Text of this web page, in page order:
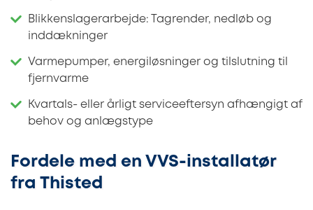
Blikkenslagerarbejde: Tagrender, nedløb og
inddækninger
Varmepumper, energiløsninger og tilslutning til
fjernvarme
Kvartals- eller årligt serviceeftersyn afhængigt af
behov og anlægstype
Fordele med en VVS-installatør
fra Thisted